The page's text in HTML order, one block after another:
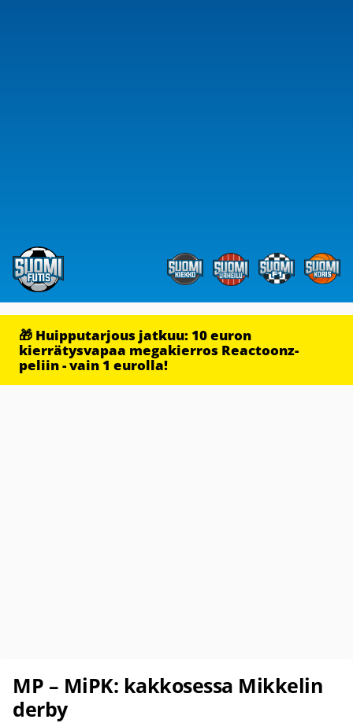
🎁 Huipputarjous jatkuu: 10 euron
kierrätysvapaa megakierros Reactoonz-
peliin - vain 1 eurolla!
MP – MiPK: kakkosessa Mikkelin
derby